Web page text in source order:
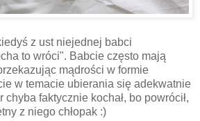
z ust niejednej babci
to wróci". Babcie często mają
mądrości w formie
w temacie ubierania się adekwatnie
chyba faktycznie kochał, bo powrócił,
z niego chłopak :)